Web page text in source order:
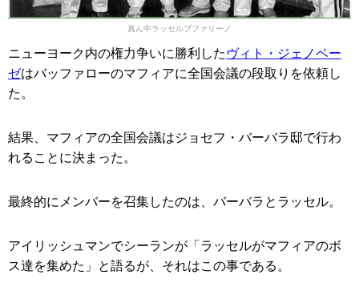
真ん中ラッセルブファリーノ
ニューヨーク内の権力争いに勝利した ヴィト・ジェノベー
ゼはバッファローのマフィアに全国会議の段取りを依頼し
た。
結果、マフィアの全国会議はジョセフ・バーバラ邸で行わ
れることに決まった。
最終的にメンバーを召集したのは、バーバラとラッセル。
アイリッシュマンでシーランが「ラッセルがマフィアのボ
ス達を集めた」と語るが、それはこの事である。